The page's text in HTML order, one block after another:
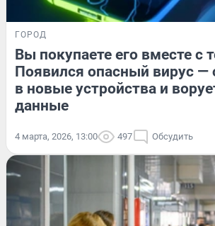
ГОРОД
Вы покупаете его вместе с
Появился опасный вирус —
в новые устройства и
данные
4 марта, 2026, 13:00 497 Обсудить